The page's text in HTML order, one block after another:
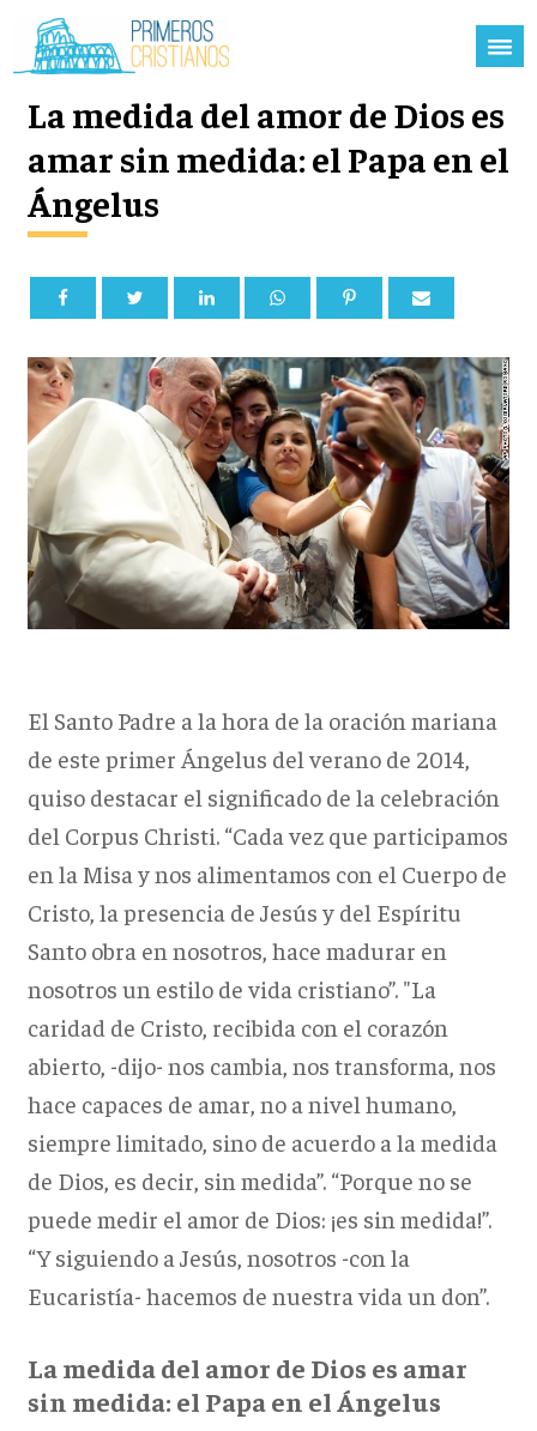
La medida del amor de Dios es
amar sin medida: el Papa en el
Ángelus
El Santo Padre a la hora de la oración mariana
de este primer Ángelus del verano de 2014,
quiso destacar el significado de la celebración
del Corpus Christi. “Cada vez que participamos
en la Misa y nos alimentamos con el Cuerpo de
Cristo, la presencia de Jesús y del Espíritu
Santo obra en nosotros, hace madurar en
nosotros un estilo de vida cristiano”. "La
caridad de Cristo, recibida con el corazón
abierto, -dijo- nos cambia, nos transforma, nos
hace capaces de amar, no a nivel humano,
siempre limitado, sino de acuerdo a la medida
de Dios, es decir, sin medida”. “Porque no se
puede medir el amor de Dios: ¡es sin medida!”.
“Y siguiendo a Jesús, nosotros -con la
Eucaristía- hacemos de nuestra vida un don”.
La medida del amor de Dios es amar
sin medida: el Papa en el Ángelus